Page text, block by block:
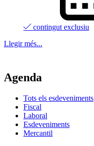
contingut exclusiu
Llegir més...
Agenda
Tots els esdeveniments
Fiscal
Laboral
Esdeveniments
Mercantil